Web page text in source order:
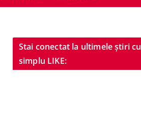
Stai conectat la ultimele știri
simplu LIKE: